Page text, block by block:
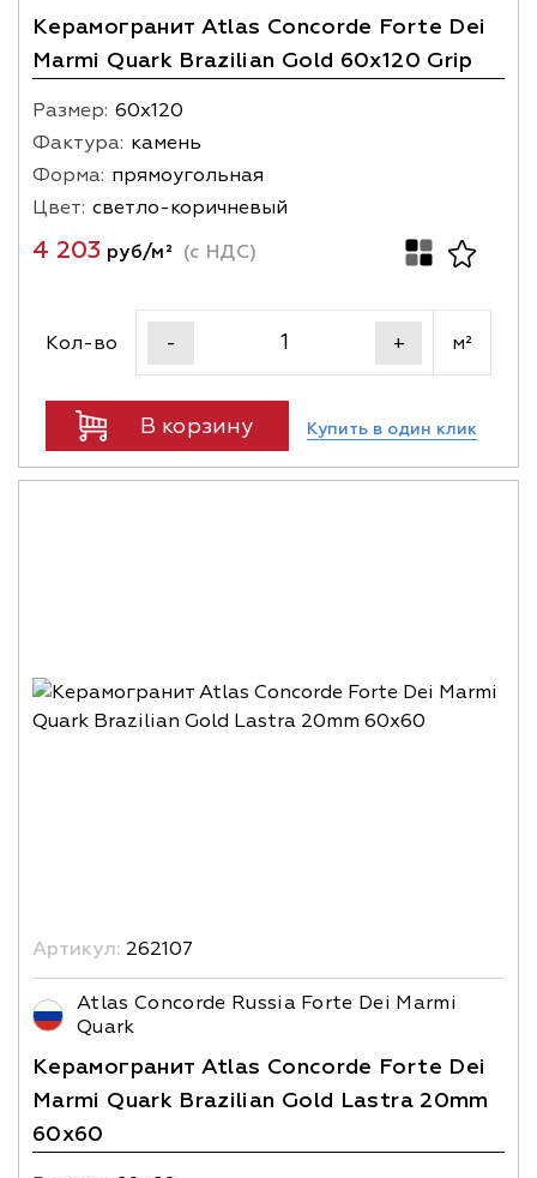
Керамогранит Atlas Concorde Forte Dei
Marmi Quark Brazilian Gold 60x120 Grip
Размер: 60х120
Фактура: камень
Форма: прямоугольная
Цвет: светло-коричневый
4 203 руб/м² (с НДС)
Кол-во - + м²
В корзину Купить в один клик
Артикул: 262107
Atlas Concorde Russia Forte Dei Marmi
Quark
Керамогранит Atlas Concorde Forte Dei
Marmi Quark Brazilian Gold Lastra 20mm
60х60